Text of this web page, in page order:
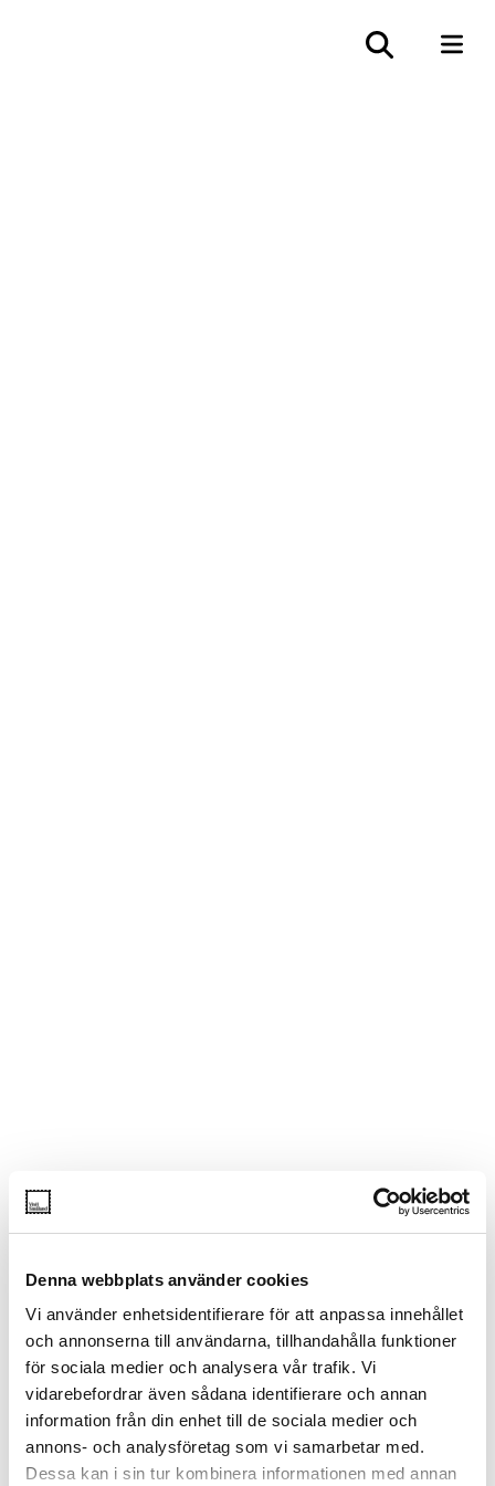
Denna webbplats använder cookies
Vi använder enhetsidentifierare för att anpassa innehållet
och annonserna till användarna, tillhandahålla funktioner
för sociala medier och analysera vår trafik. Vi
vidarebefordrar även sådana identifierare och annan
information från din enhet till de sociala medier och
annons- och analysföretag som vi samarbetar med.
Dessa kan i sin tur kombinera informationen med annan